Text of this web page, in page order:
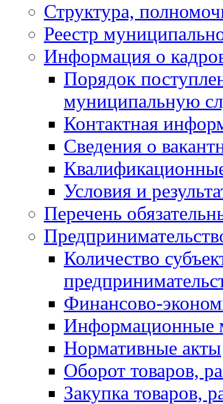
Структура,
Реестр
Информация о
Порядок
муниципальную
Контактная
Сведения о
Условия и
Перечень
Количество
Финансово-
Информационные
Нормативные акты
Оборот товаров,
Закупка товаров,